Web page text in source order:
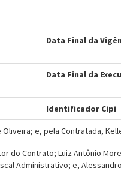
Data Final da
Data Final da
Identificador Cipi
Oliveira; e, pela Contratada,
do Contrato; Luiz Antônio
Administrativo; e,